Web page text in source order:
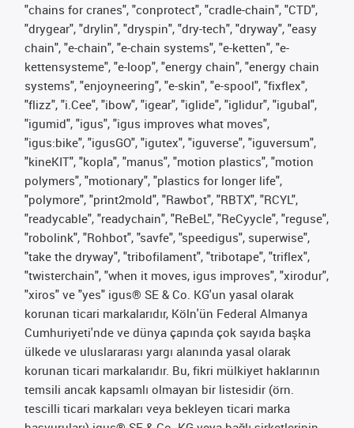
"chains for cranes", "conprotect", "cradle-chain", "CTD",
"drygear", "drylin", "dryspin", "dry-tech", "dryway", "easy
chain", "e-chain", "e-chain systems", "e-ketten", "e-
kettensysteme", "e-loop", "energy chain", "energy chain
systems", "enjoyneering", "e-skin", "e-spool", "fixflex",
"flizz", "i.Cee", "ibow", "igear", "iglide", "iglidur", "igubal",
"igumid", "igus", "igus improves what moves",
"igus:bike", "igusGO", "igutex", "iguverse", "iguversum",
"kineKIT", "kopla", "manus", "motion plastics", "motion
polymers", "motionary", "plastics for longer life",
"polymore", "print2mold", "Rawbot", "RBTX", "RCYL",
"readycable", "readychain", "ReBeL", "ReCyycle", "reguse",
"robolink", "Rohbot", "savfe", "speedigus", superwise",
"take the dryway", "tribofilament", "tribotape", "triflex",
"twisterchain", "when it moves, igus improves", "xirodur",
"xiros" ve "yes" igus® SE & Co. KG'un yasal olarak
korunan ticari markalarıdır, Köln'ün Federal Almanya
Cumhuriyeti'nde ve dünya çapında çok sayıda başka
ülkede ve uluslararası yargı alanında yasal olarak
korunan ticari markalarıdır. Bu, fikri mülkiyet haklarının
temsili ancak kapsamlı olmayan bir listesidir (örn.
tescilli ticari markaları veya bekleyen ticari marka